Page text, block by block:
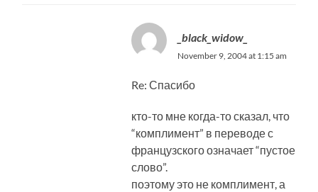
_black_widow_
November 9, 2004 at 1:15 am
Re: Спасибо
кто-то мне когда-то сказал, что
“комплимент” в переводе с
французского означает “пустое
слово”.
поэтому это не комплимент, а